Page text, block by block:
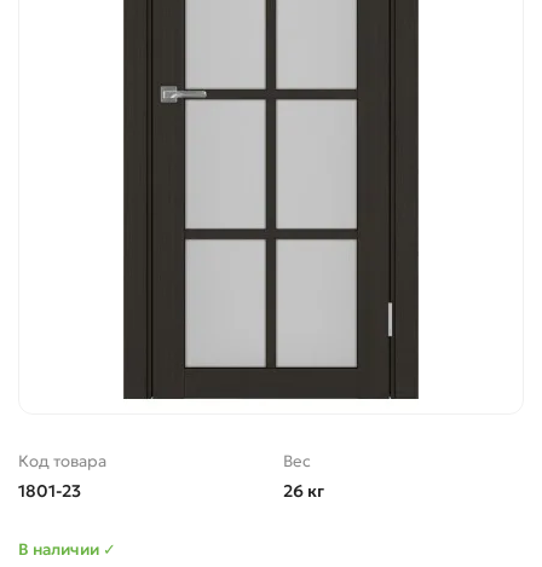
Код товара
1801-23
Вес
26 кг
В наличии ✓